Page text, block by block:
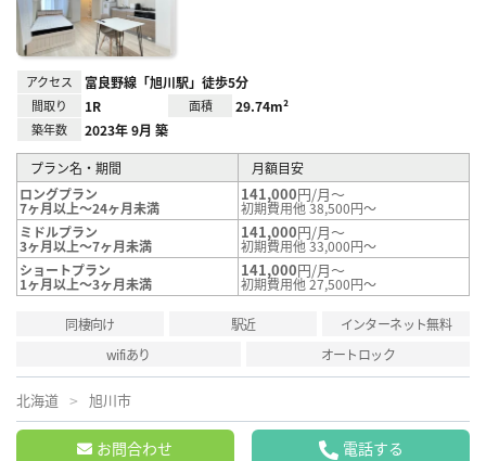
アクセス 富良野線「旭川駅」徒歩5分
間取り 1R 面積 29.74m²
築年数 2023年 9月 築
プラン名・期間
月額目安
ロングプラン
7ヶ月以上～24ヶ月未満
141,000円/月～
初期費用他 38,500円～
ミドルプラン
3ヶ月以上～7ヶ月未満
141,000円/月～
初期費用他 33,000円～
ショートプラン
1ヶ月以上～3ヶ月未満
141,000円/月～
初期費用他 27,500円～
同棲向け 駅近
インターネット無料
wifiあり
オートロック
北海道 旭川市
お問合わせ 電話する